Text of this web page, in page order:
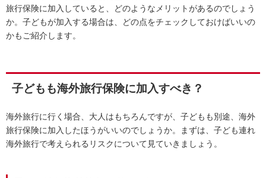
旅行保険に加入していると、どのようなメリットがあるのでしょう
か。子どもが加入する場合は、どの点をチェックしておけばいいの
かもご紹介します。
子どもも海外旅行保険に加入すべき？
海外旅行に行く場合、大人はもちろんですが、子どもも別途、海外
旅行保険に加入したほうがいいのでしょうか。まずは、子ども連れ
海外旅行で考えられるリスクについて見ていきましょう。